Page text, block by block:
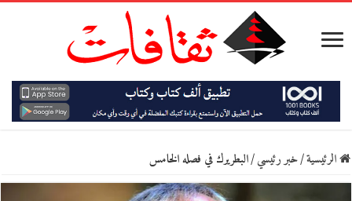
الرئيسية/خبر رئيسي/البطريرك في فصله الخامس